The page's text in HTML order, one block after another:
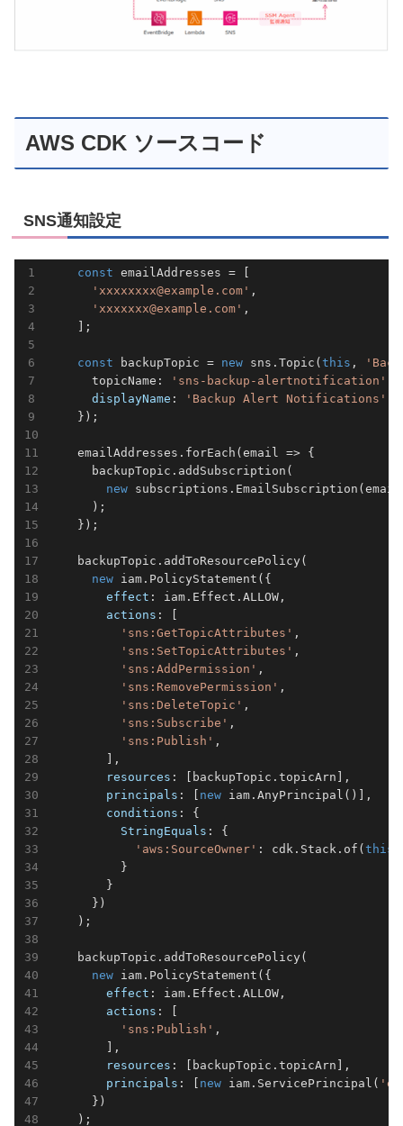
AWS CDK ソースコード
SNS通知設定
const
'xxxxxxxx@example.com' ,
'xxxxxxx@example.com' ,
    ];
const backupTopic = new sns.Topic(this ,
      topicName:
'sns-backup-alertnotification'
displayName :
'Backup Alert Notifications'
    });
    emailAddresses.forEach(
email => {
      backupTopic.addSubscription(
new
      );
    });
new iam.PolicyStatement({
effect : iam.Effect.ALLOW,
actions : [
'sns:GetTopicAttributes' ,
'sns:SetTopicAttributes' ,
'sns:AddPermission' ,
'sns:RemovePermission' ,
'sns:DeleteTopic' ,
'sns:Subscribe' ,
'sns:Publish' ,
        ],
resources : [backupTopic.topicArn],
principals : [ new iam.AnyPrincipal()],
conditions : {
StringEquals : {
'aws:SourceOwner' : cdk.Stack.of(this
          }
        }
      })
    );
new iam.PolicyStatement({
effect : iam.Effect.ALLOW,
actions : [
'sns:Publish' ,
        ],
resources : [backupTopic.topicArn],
principals : [ new iam.ServicePrincipal(
      })